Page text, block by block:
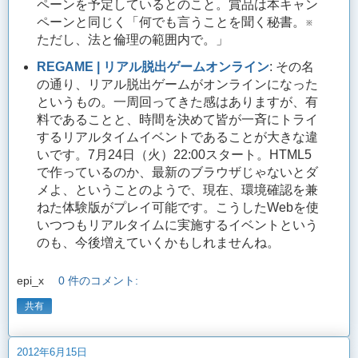
ペーンを予定しているとのこと。賞品は本キャン
ペーンと同じく「何でも言うことを聞く秘書。※
ただし、法と倫理の範囲内で。」
REGAME | リアル脱出ゲームオンライン: その名
の通り、リアル脱出ゲームがオンラインになった
というもの。一周回ってきた感はありますが、有
料であることと、時間を決めて皆が一斉にトライ
するリアルタイムイベントであることが大きな違
いです。7月24日（火）22:00スタート。HTML5
で作っているのか、最新のブラウザじゃないとダ
メよ、ということのようで、現在、環境確認を兼
ねた体験版がプレイ可能です。こうしたWebを使
いつつもリアルタイムに実施するイベントという
のも、今後増えていくかもしれませんね。
epi_x 0 件のコメント:
共有
2012年6月15日